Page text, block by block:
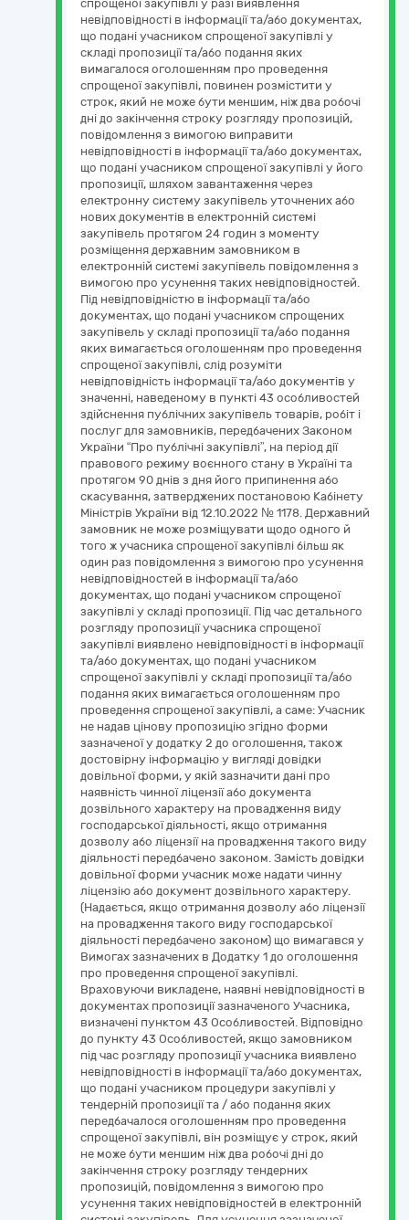
спрощеної закупівлі у разі виявлення
невідповідності в інформації та/або документах,
що подані учасником спрощеної закупівлі у
складі пропозиції та/або подання яких
вимагалося оголошенням про проведення
спрощеної закупівлі, повинен розмістити у
строк, який не може бути меншим, ніж два робочі
дні до закінчення строку розгляду пропозицій,
повідомлення з вимогою виправити
невідповідності в інформації та/або документах,
що подані учасником спрощеної закупівлі у його
пропозиції, шляхом завантаження через
електронну систему закупівель уточнених або
нових документів в електронній системі
закупівель протягом 24 годин з моменту
розміщення державним замовником в
електронній системі закупівель повідомлення з
вимогою про усунення таких невідповідностей.
Під невідповідністю в інформації та/або
документах, що подані учасником спрощених
закупівель у складі пропозиції та/або подання
яких вимагається оголошенням про проведення
спрощеної закупівлі, слід розуміти
невідповідність інформації та/або документів у
значенні, наведеному в пункті 43 особливостей
здійснення публічних закупівель товарів, робіт і
послуг для замовників, передбачених Законом
України “Про публічні закупівлі”, на період дії
правового режиму воєнного стану в Україні та
протягом 90 днів з дня його припинення або
скасування, затверджених постановою Кабінету
Міністрів України від 12.10.2022 № 1178. Державний
замовник не може розміщувати щодо одного й
того ж учасника спрощеної закупівлі більш як
один раз повідомлення з вимогою про усунення
невідповідностей в інформації та/або
документах, що подані учасником спрощеної
закупівлі у складі пропозиції. Під час детального
розгляду пропозиції учасника спрощеної
закупівлі виявлено невідповідності в інформації
та/або документах, що подані учасником
спрощеної закупівлі у складі пропозиції та/або
подання яких вимагається оголошенням про
проведення спрощеної закупівлі, а саме: Учасник
не надав цінову пропозицію згідно форми
зазначеної у додатку 2 до оголошення, також
достовірну інформацію у вигляді довідки
довільної форми, у якій зазначити дані про
наявність чинної ліцензії або документа
дозвільного характеру на провадження виду
господарської діяльності, якщо отримання
дозволу або ліцензії на провадження такого виду
діяльності передбачено законом. Замість довідки
довільної форми учасник може надати чинну
ліцензію або документ дозвільного характеру.
(Надається, якщо отримання дозволу або ліцензії
на провадження такого виду господарської
діяльності передбачено законом) що вимагався у
Вимогах зазначених в Додатку 1 до оголошення
про проведення спрощеної закупівлі.
Враховуючи викладене, наявні невідповідності в
документах пропозиції зазначеного Учасника,
визначені пунктом 43 Особливостей. Відповідно
до пункту 43 Особливостей, якщо замовником
під час розгляду пропозиції учасника виявлено
невідповідності в інформації та/або документах,
що подані учасником процедури закупівлі у
тендерній пропозиції та / або подання яких
передбачалося оголошенням про проведення
спрощеної закупівлі, він розміщує у строк, який
не може бути меншим ніж два робочі дні до
закінчення строку розгляду тендерних
пропозицій, повідомлення з вимогою про
усунення таких невідповідностей в електронній